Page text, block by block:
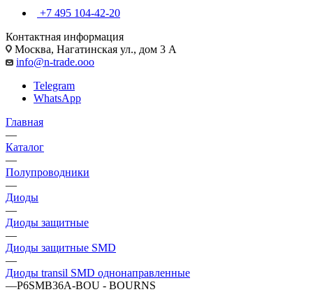
+7 495 104-42-20
Контактная информация
Москва, Нагатинская ул., дом 3 А
info@n-trade.ooo
Telegram
WhatsApp
Главная
—
Каталог
—
Полупроводники
—
Диоды
—
Диоды защитные
—
Диоды защитные SMD
—
Диоды transil SMD однонаправленные
—P6SMB36A-BOU - BOURNS